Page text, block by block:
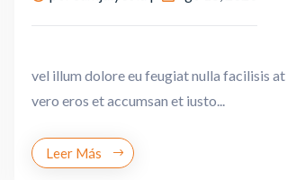
vel illum dolore eu feugiat nulla facilisis at
vero eros et accumsan et iusto...
Leer Más